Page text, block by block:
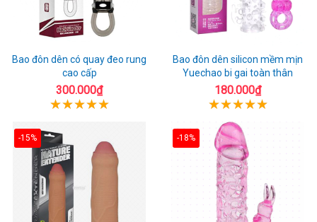
Bao đôn dên có quay đeo rung
cao cấp
300.000₫
Bao đôn dên silicon mềm mịn
Yuechao bi gai toàn thân
180.000₫
-15% -18%